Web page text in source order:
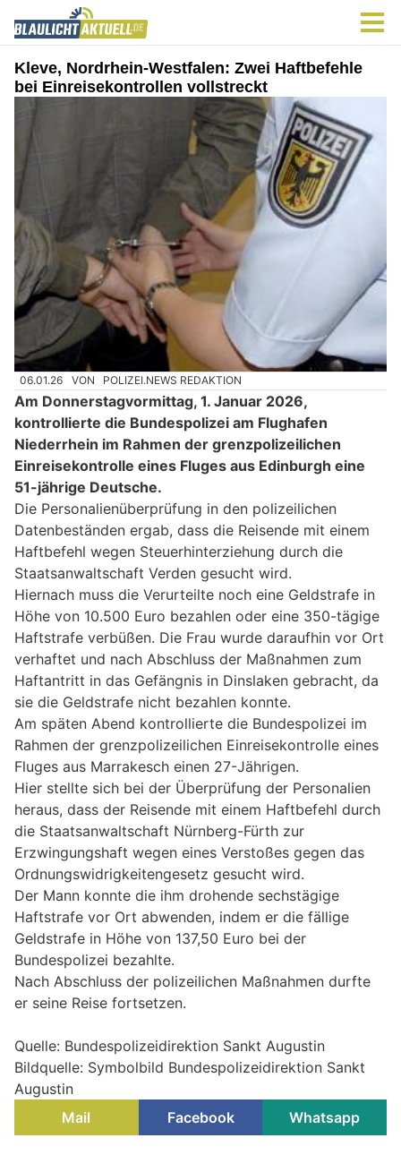
Kleve, Nordrhein-Westfalen: Zwei Haftbefehle
bei Einreisekontrollen vollstreckt
06.01.26 VON POLIZEI.NEWS REDAKTION
Am Donnerstagvormittag, 1. Januar 2026,
kontrollierte die Bundespolizei am Flughafen
Niederrhein im Rahmen der grenzpolizeilichen
Einreisekontrolle eines Fluges aus Edinburgh eine
51-jährige Deutsche.
Die Personalienüberprüfung in den polizeilichen
Datenbeständen ergab, dass die Reisende mit einem
Haftbefehl wegen Steuerhinterziehung durch die
Staatsanwaltschaft Verden gesucht wird.
Hiernach muss die Verurteilte noch eine Geldstrafe in
Höhe von 10.500 Euro bezahlen oder eine 350-tägige
Haftstrafe verbüßen. Die Frau wurde daraufhin vor Ort
verhaftet und nach Abschluss der Maßnahmen zum
Haftantritt in das Gefängnis in Dinslaken gebracht, da
sie die Geldstrafe nicht bezahlen konnte.
Am späten Abend kontrollierte die Bundespolizei im
Rahmen der grenzpolizeilichen Einreisekontrolle eines
Fluges aus Marrakesch einen 27-Jährigen.
Hier stellte sich bei der Überprüfung der Personalien
heraus, dass der Reisende mit einem Haftbefehl durch
die Staatsanwaltschaft Nürnberg-Fürth zur
Erzwingungshaft wegen eines Verstoßes gegen das
Ordnungswidrigkeitengesetz gesucht wird.
Der Mann konnte die ihm drohende sechstägige
Haftstrafe vor Ort abwenden, indem er die fällige
Geldstrafe in Höhe von 137,50 Euro bei der
Bundespolizei bezahlte.
Nach Abschluss der polizeilichen Maßnahmen durfte
er seine Reise fortsetzen.
Quelle: Bundespolizeidirektion Sankt Augustin
Bildquelle: Symbolbild Bundespolizeidirektion Sankt
Augustin
Mail
Facebook Whatsapp